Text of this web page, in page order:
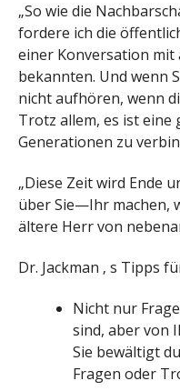
„So wie die
fordere ich die
einer Konversation
bekannten. Und wenn
nicht aufhören, wenn
Trotz allem, es ist eine
Generationen zu
„Diese Zeit wird Ende
über Sie—Ihr machen,
ältere Herr von
Dr. Jackman ‚ s Tipps
Nicht nur
sind, aber von
Sie bewältigt
Fragen oder